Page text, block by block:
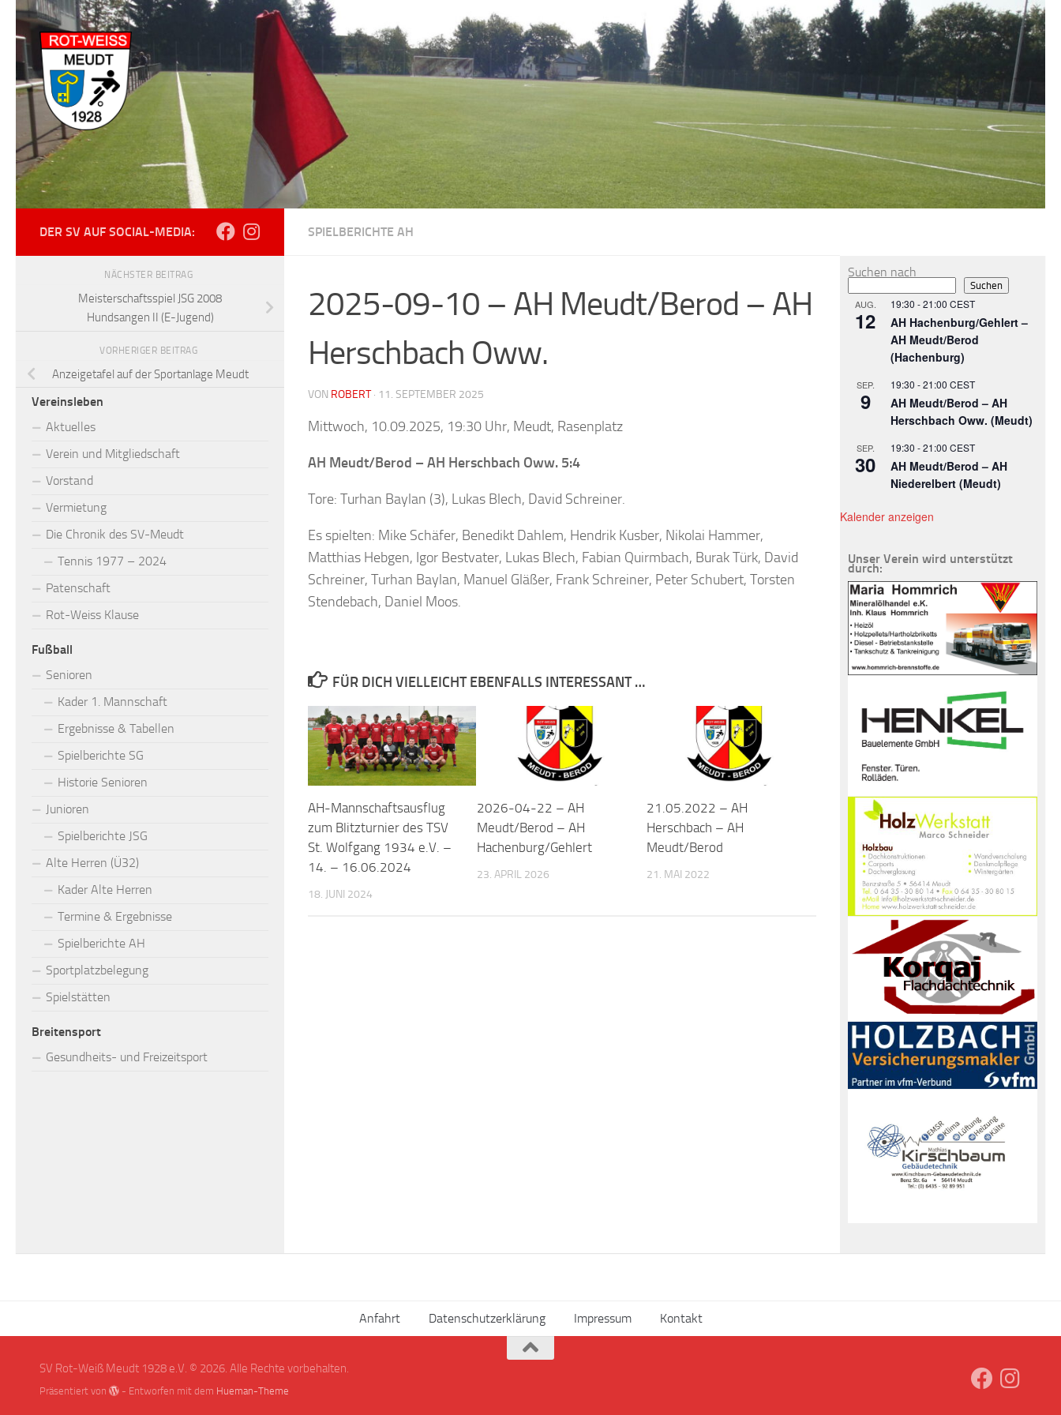
Zum Inhalt springen
SPIELBERICHTE AH
2025-09-10 – AH Meudt/Berod – AH
Herschbach Oww.
VON ROBERT · 11. SEPTEMBER 2025
Mittwoch, 10.09.2025, 19:30 Uhr, Meudt, Rasenplatz
AH Meudt/Berod – AH Herschbach Oww. 5:4
Tore: Turhan Baylan (3), Lukas Blech, David Schreiner.
Es spielten: Mike Schäfer, Benedikt Dahlem, Hendrik Kusber, Nikolai Hammer,
Matthias Hebgen, Igor Bestvater, Lukas Blech, Fabian Quirmbach, Burak Türk, David
Schreiner, Turhan Baylan, Manuel Gläßer, Frank Schreiner, Peter Schubert, Torsten
Stendebach, Daniel Moos.
FÜR DICH VIELLEICHT EBENFALLS INTERESSANT …
AH-Mannschaftsausflug
zum Blitzturnier des TSV
St. Wolfgang 1934 e.V. –
14. – 16.06.2024
18. JUNI 2024
2026-04-22 – AH
Meudt/Berod – AH
Hachenburg/Gehlert
23. APRIL 2026
21.05.2022 – AH
Herschbach – AH
Meudt/Berod
21. MAI 2022
DER SV AUF SOCIAL-MEDIA:
NÄCHSTER BEITRAG
Meisterschaftsspiel JSG 2008
Hundsangen II (E-Jugend)
VORHERIGER BEITRAG
Anzeigetafel auf der Sportanlage Meudt
Vereinsleben
Aktuelles
Verein und Mitgliedschaft
Vorstand
Vermietung
Die Chronik des SV-Meudt
Tennis 1977 – 2024
Patenschaft
Rot-Weiss Klause
Fußball
Senioren
Kader 1. Mannschaft
Ergebnisse & Tabellen
Spielberichte SG
Historie Senioren
Junioren
Spielberichte JSG
Alte Herren (Ü32)
Kader Alte Herren
Termine & Ergebnisse
Spielberichte AH
Sportplatzbelegung
Spielstätten
Breitensport
Gesundheits- und Freizeitsport
Suchen nach
Suchen
AUG.
12
19:30 -21:00 CEST
AH Hachenburg/Gehlert –
AH Meudt/Berod
(Hachenburg)
SEP.
9
19:30 -21:00 CEST
AH Meudt/Berod – AH
Herschbach Oww. (Meudt)
SEP.
30
19:30 -21:00 CEST
AH Meudt/Berod – AH
Niederelbert (Meudt)
Kalender anzeigen
Unser Verein wird unterstützt
durch:
Anfahrt Datenschutzerklärung Impressum Kontakt
SV Rot-Weiß Meudt 1928 e.V. © 2026. Alle Rechte vorbehalten.
Präsentiert von - Entworfen mit dem Hueman-Theme